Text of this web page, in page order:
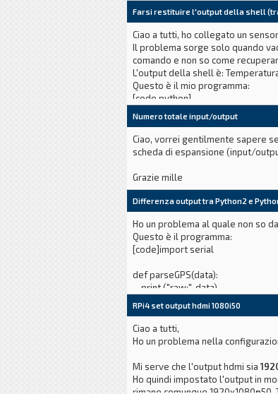
Penso ad un problema di
Farsi restituire l'output della shell
Ciao a tutti, ho collegato un
Il problema sorge solo quando
comando e non so come
L'output della shell è:
Questo è il mio programma:
[code python]
import datetime
import telepot
import os
id_a = [
Numero totale input/output
Ciao, vorrei gentilmente sapere
scheda di espansione (input/
Grazie mille
Differenza output tra Python2 e
Ho un problema al quale non so
Questo è il programma:
[code]import serial
def parseGPS(data):
print ("raw:", data)
s = data.split(",")
if s[7] == '0':
print "no satellite data
time = s[1][0:2] + ":" + s[1][2:4] +
lat = decode(s[2])
dirLat = s[3]
RPi4 set output hdmi 1080i50
Ciao a tutti,
Ho un problema nella
Mi serve che l'output hdmi sia
Ho quindi impostato l'output in